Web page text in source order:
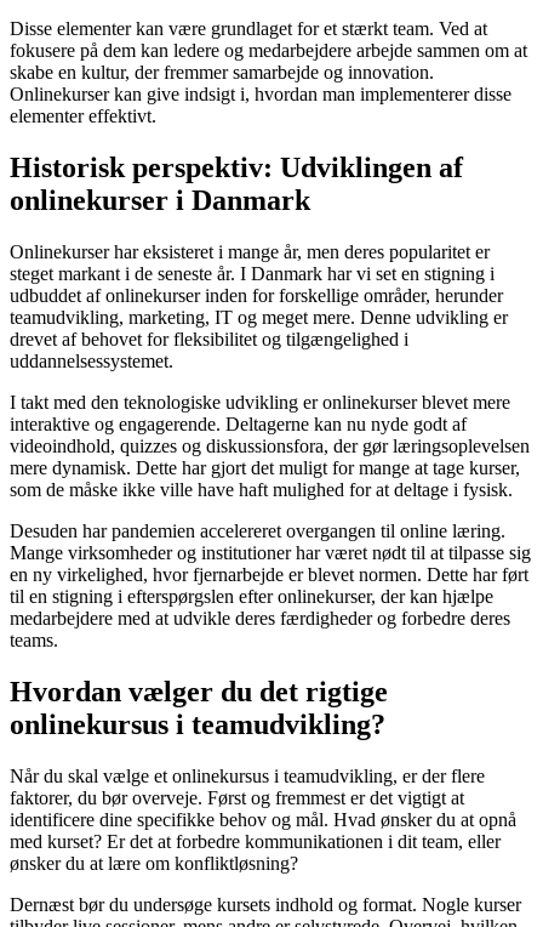
Disse elementer kan være grundlaget for et stærkt team. Ved at
fokusere på dem kan ledere og medarbejdere arbejde sammen om at
skabe en kultur, der fremmer samarbejde og innovation.
Onlinekurser kan give indsigt i, hvordan man implementerer disse
elementer effektivt.
Historisk perspektiv: Udviklingen af
onlinekurser i Danmark
Onlinekurser har eksisteret i mange år, men deres popularitet er
steget markant i de seneste år. I Danmark har vi set en stigning i
udbuddet af onlinekurser inden for forskellige områder, herunder
teamudvikling, marketing, IT og meget mere. Denne udvikling er
drevet af behovet for fleksibilitet og tilgængelighed i
uddannelsessystemet.
I takt med den teknologiske udvikling er onlinekurser blevet mere
interaktive og engagerende. Deltagerne kan nu nyde godt af
videoindhold, quizzes og diskussionsfora, der gør læringsoplevelsen
mere dynamisk. Dette har gjort det muligt for mange at tage kurser,
som de måske ikke ville have haft mulighed for at deltage i fysisk.
Desuden har pandemien accelereret overgangen til online læring.
Mange virksomheder og institutioner har været nødt til at tilpasse sig
en ny virkelighed, hvor fjernarbejde er blevet normen. Dette har ført
til en stigning i efterspørgslen efter onlinekurser, der kan hjælpe
medarbejdere med at udvikle deres færdigheder og forbedre deres
teams.
Hvordan vælger du det rigtige
onlinekursus i teamudvikling?
Når du skal vælge et onlinekursus i teamudvikling, er der flere
faktorer, du bør overveje. Først og fremmest er det vigtigt at
identificere dine specifikke behov og mål. Hvad ønsker du at opnå
med kurset? Er det at forbedre kommunikationen i dit team, eller
ønsker du at lære om konfliktløsning?
Dernæst bør du undersøge kursets indhold og format. Nogle kurser